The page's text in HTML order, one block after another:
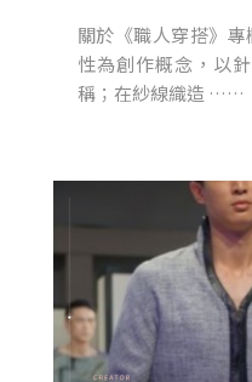
關於《職人穿搭》
性為創作概念，以
稱；在紗線織造 ……